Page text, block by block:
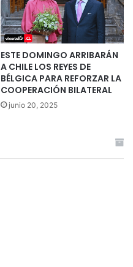
ESTE DOMINGO ARRIBARÁN
A CHILE LOS REYES DE
BÉLGICA PARA REFORZAR LA
COOPERACIÓN BILATERAL
junio 20, 2025